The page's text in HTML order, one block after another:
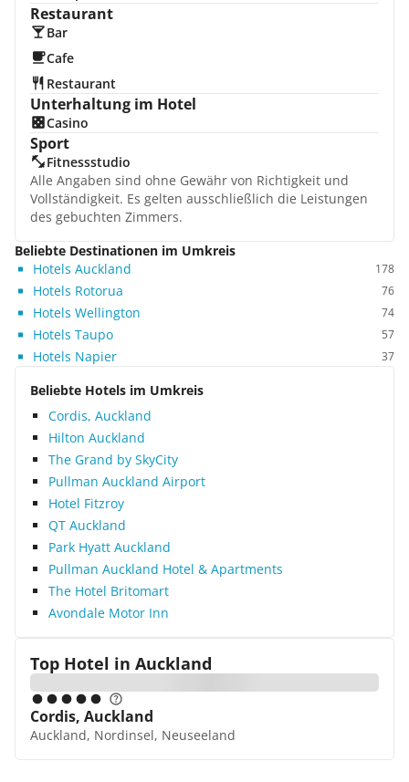
Restaurant
Bar
Cafe
Restaurant
Unterhaltung im Hotel
Casino
Sport
Fitnessstudio
Alle Angaben sind ohne Gewähr von Richtigkeit und
Vollständigkeit. Es gelten ausschließlich die Leistungen
des gebuchten Zimmers.
Beliebte Destinationen im Umkreis
Hotels Auckland
178
Hotels Rotorua 76
Hotels Wellington 74
Hotels Taupo 57
Hotels Napier 37
Beliebte Hotels im Umkreis
Cordis, Auckland
Hilton Auckland
The Grand by SkyCity
Pullman Auckland Airport
Hotel Fitzroy
QT Auckland
Park Hyatt Auckland
Pullman Auckland Hotel & Apartments
The Hotel Britomart
Avondale Motor Inn
Top Hotel in Auckland
Cordis, Auckland
Auckland, Nordinsel, Neuseeland